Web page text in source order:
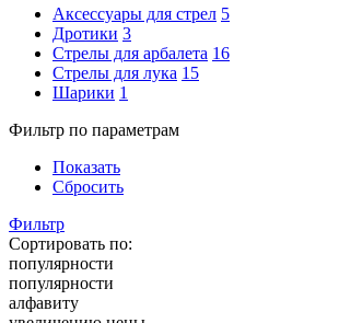
Аксессуары для стрел 5
Дротики 3
Стрелы для арбалета 16
Стрелы для лука 15
Шарики 1
Фильтр по параметрам
Показать
Сбросить
Фильтр
Сортировать по:
популярности
популярности
алфавиту